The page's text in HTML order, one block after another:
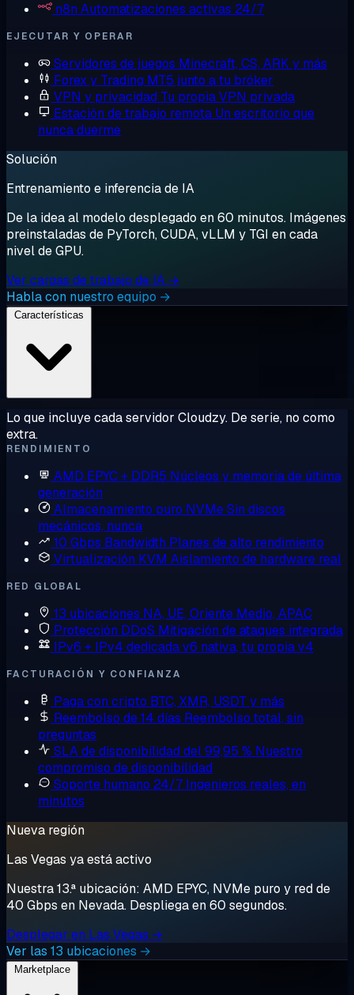
n8n Automatizaciones activas 24/7
EJECUTAR Y OPERAR
Servidores de juegos Minecraft, CS, ARK y más
Forex y Trading MT5 junto a tu bróker
VPN y privacidad Tu propia VPN privada
Estación de trabajo remota Un escritorio que
nunca duerme
Solución
Entrenamiento e inferencia de IA
De la idea al modelo desplegado en 60 minutos. Imágenes
preinstaladas de PyTorch, CUDA, vLLM y TGI en cada
nivel de GPU.
Ver cargas de trabajo de IA →
Habla con nuestro equipo →
Lo que incluye cada servidor Cloudzy. De serie, no como
extra.
RENDIMIENTO
AMD EPYC + DDR5 Núcleos y memoria de última
generación
Almacenamiento puro NVMeSin discos
mecánicos, nunca
10 Gbps Bandwidth Planes de alto rendimiento
Virtualización KVM Aislamiento de hardware real
RED GLOBAL
13 ubicaciones NA, UE, Oriente Medio, APAC
Protección DDoS Mitigación de ataques integrada
IPv6 + IPv4 dedicadav6 nativa, tu propia v4
FACTURACIÓN Y CONFIANZA
Paga con cripto BTC, XMR, USDT y más
Reembolso de 14 días Reembolso total, sin
preguntas
SLA de disponibilidad del 99,95 % Nuestro
compromiso de disponibilidad
Soporte humano 24/7 Ingenieros reales, en
minutos
Nueva región
Las Vegas ya está activo
Nuestra 13.ª ubicación: AMD EPYC, NVMe puro y red de
40 Gbps en Nevada. Despliega en 60 segundos.
Desplegar en Las Vegas →
Ver las 13 ubicaciones →